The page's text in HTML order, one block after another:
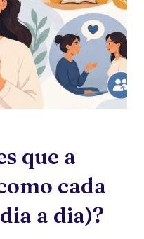
que a
cada
a dia)?